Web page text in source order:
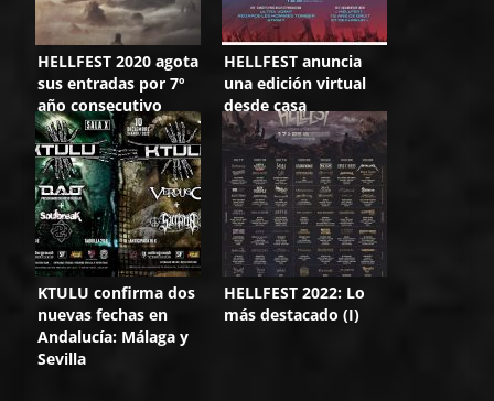
HELLFEST 2020 agota
sus entradas por 7º
año consecutivo
HELLFEST anuncia
una edición virtual
desde casa
KTULU confirma dos
nuevas fechas en
Andalucía: Málaga y
Sevilla
HELLFEST 2022: Lo
más destacado (I)